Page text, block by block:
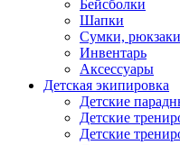
Бейсболки
Шапки
Сумки, рюкзаки
Инвентарь
Аксессуары
Детская экипировка
Детские
Детские
Детские